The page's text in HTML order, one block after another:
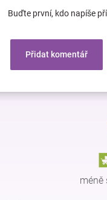
Buďte první, kdo napíše
Přidat komentář
Z
méně